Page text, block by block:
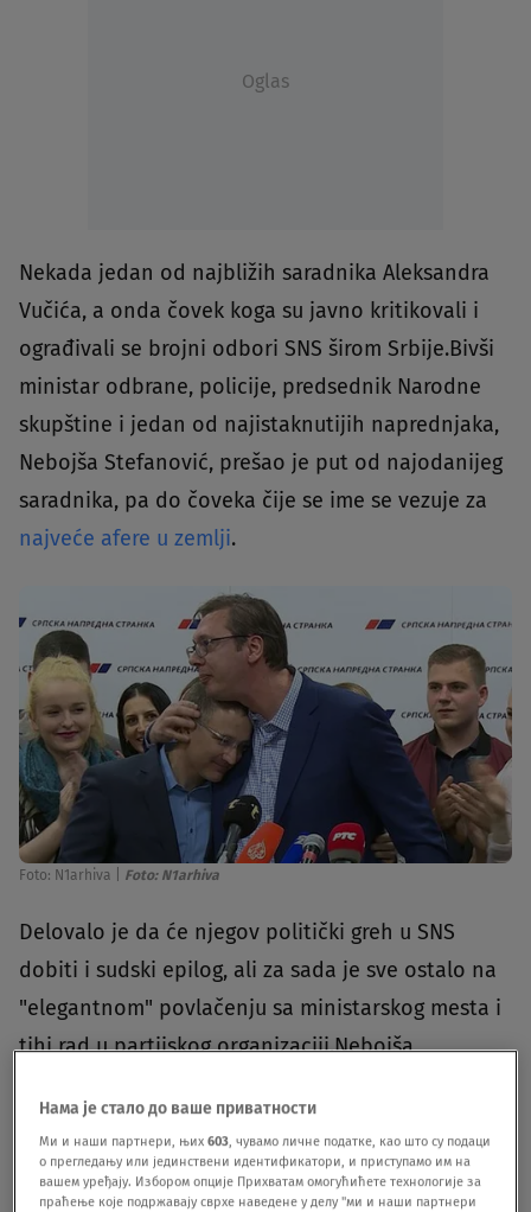
Oglas
Nekada jedan od najbližih saradnika Aleksandra
Vučića, a onda čovek koga su javno kritikovali i
ograđivali se brojni odbori SNS širom Srbije.Bivši
ministar odbrane, policije, predsednik Narodne
skupštine i jedan od najistaknutijih naprednjaka,
Nebojša Stefanović, prešao je put od najodanijeg
saradnika, pa do čoveka čije se ime se vezuje za
najveće afere u zemlji.
Foto: N1arhiva Foto: N1arhiva
Delovalo je da će njegov politički greh u SNS
dobiti i sudski epilog, ali za sada je sve ostalo na
"elegantnom" povlačenju sa ministarskog mesta i
tihi rad u partijskog organizaciji.Nebojša
Srbije, iako to nije bilo neočekivano. Kritike na
njegov račun nisu dolazile samo iz redova
opozicije, javno su smenu tražilibrojni opštinski
Нама је стало до ваше приватности
Ми и наши партнери, њих603, чувамо личне податке, као што су подаци
о прегледању или јединствени идентификатори, и приступамо им на
вашем уређају. Избором опције Прихватам омогућићете технологије за
праћење које подржавају сврхе наведене у делу "ми и наши партнери